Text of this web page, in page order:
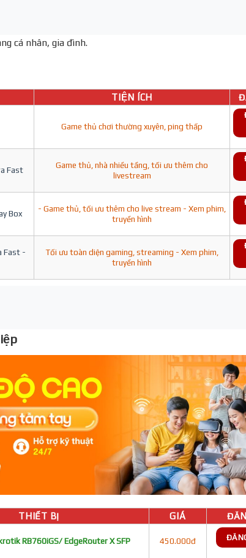
cá nhân, gia đình.
TIỆN ÍCH
Game thủ chơi thường xuyên, ping thấp
Fast
Game thủ, nhà nhiều tầng, tối ưu thêm cho
livestream
Box
- Game thủ, tối ưu thêm cho live stream - Xem phim,
truyền hình
Fast -
Tối ưu toàn diện gaming, streaming - Xem phim,
truyền hình
THIẾT BỊ GIÁ
RB760iGS/ EdgeRouter X SFP 450.000đ